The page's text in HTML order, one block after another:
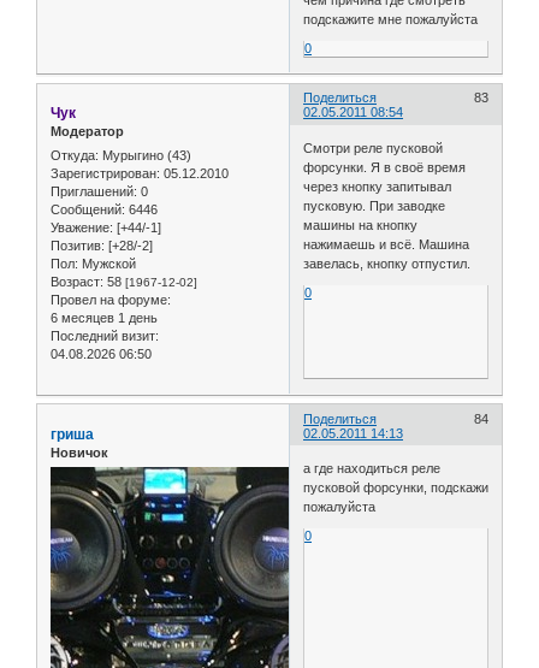
подскажите мне пожалуйста
0
Поделиться
83
02.05.2011 08:54
Чук
Модератор
Откуда: Мурыгино (43)
Зарегистрирован: 05.12.2010
Приглашений: 0
Сообщений: 6446
Уважение: [+44/-1]
Позитив: [+28/-2]
Пол: Мужской
Возраст: 58 [1967-12-02]
Провел на форуме:
6 месяцев 1 день
Последний визит:
04.08.2026 06:50
Смотри реле пусковой
форсунки. Я в своё время
через кнопку запитывал
пусковую. При заводке
машины на кнопку
нажимаешь и всё. Машина
завелась, кнопку отпустил.
0
Поделиться
84
02.05.2011 14:13
гриша
Новичок
а где находиться реле
пусковой форсунки, подскажи
пожалуйста
0